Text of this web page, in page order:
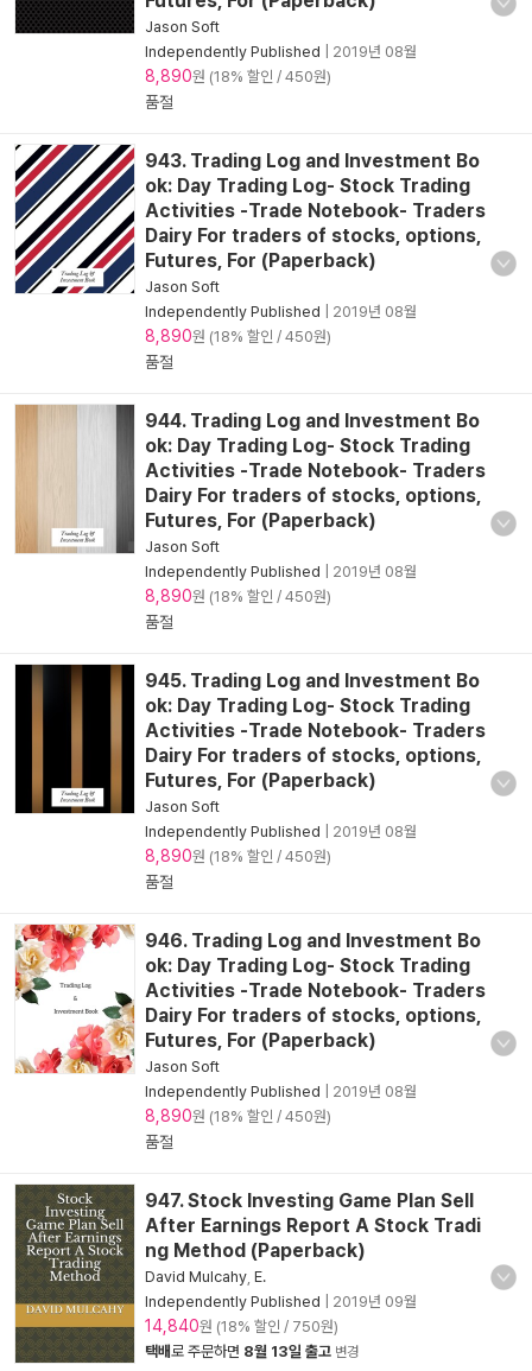
Jason Soft
Independently Published
2019년 08월
8,890원 (18% 할인 / 450원)
품절
943. Trading Log and Investment Bo
ok: Day Trading Log- Stock Trading
Activities -Trade Notebook- Traders
Dairy For traders of stocks, options,
Futures, For (Paperback)
Jason Soft
Independently Published
2019년 08월
8,890원 (18% 할인 / 450원)
품절
944. Trading Log and Investment Bo
ok: Day Trading Log- Stock Trading
Activities -Trade Notebook- Traders
Dairy For traders of stocks, options,
Futures, For (Paperback)
Jason Soft
Independently Published
2019년 08월
8,890원 (18% 할인 / 450원)
품절
945. Trading Log and Investment Bo
ok: Day Trading Log- Stock Trading
Activities -Trade Notebook- Traders
Dairy For traders of stocks, options,
Futures, For (Paperback)
Jason Soft
Independently Published
2019년 08월
8,890원 (18% 할인 / 450원)
품절
946. Trading Log and Investment Bo
ok: Day Trading Log- Stock Trading
Activities -Trade Notebook- Traders
Dairy For traders of stocks, options,
Futures, For (Paperback)
Jason Soft
Independently Published
2019년 08월
8,890원 (18% 할인 / 450원)
품절
947. Stock Investing Game Plan Sell
After Earnings Report A Stock Tradi
ng Method (Paperback)
David Mulcahy E.
Independently Published
2019년 09월
14,840원 (18% 할인 / 750원)
택배로 주문하면 8월 13일 출고 변경